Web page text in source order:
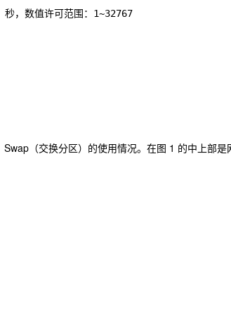
，数值许可范围：1~32767
（交换分区）的使用情况。在图 1 的中上部是